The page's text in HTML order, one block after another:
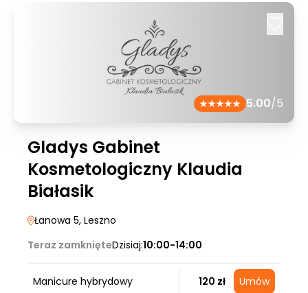
5.00/5
Gladys Gabinet
Kosmetologiczny Klaudia
Białasik
Łanowa 5, Leszno
Teraz zamknięteDzisiaj:10:00-14:00
Manicure hybrydowy 120 zł Umów